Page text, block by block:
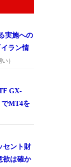
実施への
ラン情
い）
GX-
MT4を
セント財
欲は確か